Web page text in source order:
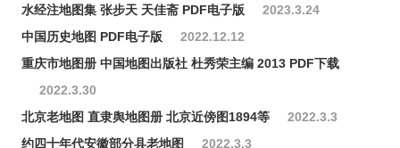
水经注地图集 张步天 天佳斋 PDF电子版
2023.3.24
中国历史地图 PDF电子版
2022.12.12
重庆市地图册 中国地图出版社 杜秀荣主编 2013 PDF下载
2022.3.30
北京老地图​ 直隶舆地图册 北京近傍图1894等
2022.3.3
约四十年代安徽部分县老地图
2022.3.3